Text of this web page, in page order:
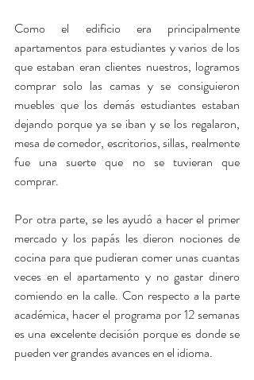
Como el edificio era principalmente
apartamentos para estudiantes y varios de los
que estaban eran clientes nuestros, logramos
comprar solo las camas y se consiguieron
muebles que los demás estudiantes estaban
dejando porque ya se iban y se los regalaron,
mesa de comedor, escritorios, sillas, realmente
fue una suerte que no se tuvieran que
comprar.
Por otra parte, se les ayudó a hacer el primer
mercado y los papás les dieron nociones de
cocina para que pudieran comer unas cuantas
veces en el apartamento y no gastar dinero
comiendo en la calle. Con respecto a la parte
académica, hacer el programa por 12 semanas
es una excelente decisión porque es donde se
pueden ver grandes avances en el idioma.